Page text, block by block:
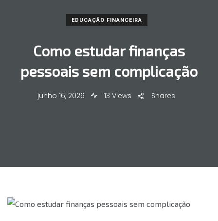
EDUCAÇÃO FINANCEIRA
Como estudar finanças
pessoais sem complicação
junho 16, 2026 13 Views Shares